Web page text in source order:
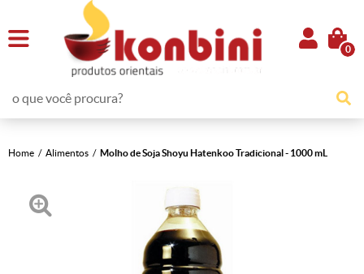
0
Home Alimentos Molho de Soja Shoyu Hatenkoo Tradicional - 1000 mL